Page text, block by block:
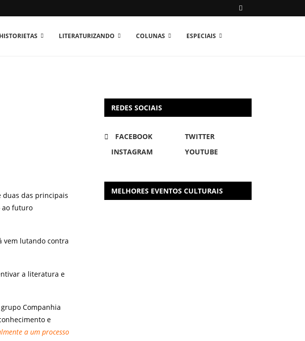
HISTORIETAS LITERATURIZANDO COLUNAS ESPECIAIS
duas das principais
ao futuro
vem lutando contra
a literatura e
Companhia
e
a um processo
REDES SOCIAIS
FACEBOOK
TWITTER
INSTAGRAM
YOUTUBE
MELHORES EVENTOS CULTURAIS